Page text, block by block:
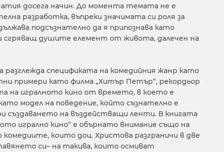
досега начин. До момента темата не е
разработка, въпреки значимата си роля за
подсъзнателно да я припознава като
сгряващ душите елемент от живота, далечен на
разглежда спецификата на комедийния жанр като
примери като филма „Хитър Петър“, рекордьор
на игралното кино от времето, в което е
модел на поведение, който съзнателно е
създаването на въздействащи ленти. В книгата
игрално кино“ е обърнато внимание също на
комедиите, които доц. Христова разграничи в две
си– на такива, които осмиват